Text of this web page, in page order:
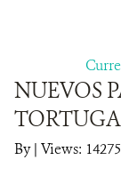
NUEVOS
By| Views: 14275